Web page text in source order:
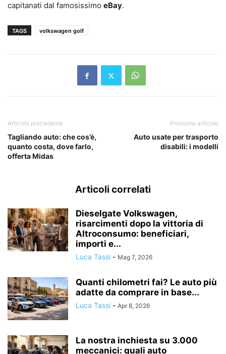
capitanati dal famosissimo eBay.
TAGS volkswagen golf
Articolo precedente
Tagliando auto: che cos’è,
quanto costa, dove farlo,
offerta Midas
Prossimo articolo
Auto usate per trasporto
disabili: i modelli
Articoli correlati
Dieselgate Volkswagen,
risarcimenti dopo la vittoria di
Altroconsumo: beneficiari,
importi e...
Luca Tassi - Mag 7, 2026
Quanti chilometri fai? Le auto più
adatte da comprare in base...
Luca Tassi - Apr 8, 2026
La nostra inchiesta su 3.000
meccanici: quali auto